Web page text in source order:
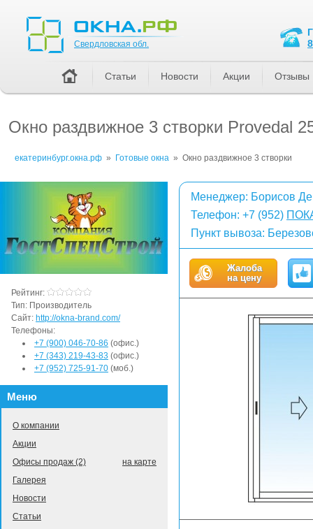
Окно раздвижное 3 створки Provedal
екатеринбург.окна.рф » Готовые окна » Окно раздвижное 3 створки
Менеджер: Борисов
Телефон: +7 (952)
Пункт вывоза:
Жалоба
на цену
Рейтинг:
Тип: Производитель
Сайт: http://okna-brand.com/
Телефоны:
+7 (900) 046-70-86 (офис.)
+7 (343) 219-43-83 (офис.)
+7 (952) 725-91-70 (моб.)
Меню
О компании
Акции
на карте
Офисы продаж (2)
Галерея
Новости
Статьи
Свердловская обл.
Статьи Новости Акции Отзывы